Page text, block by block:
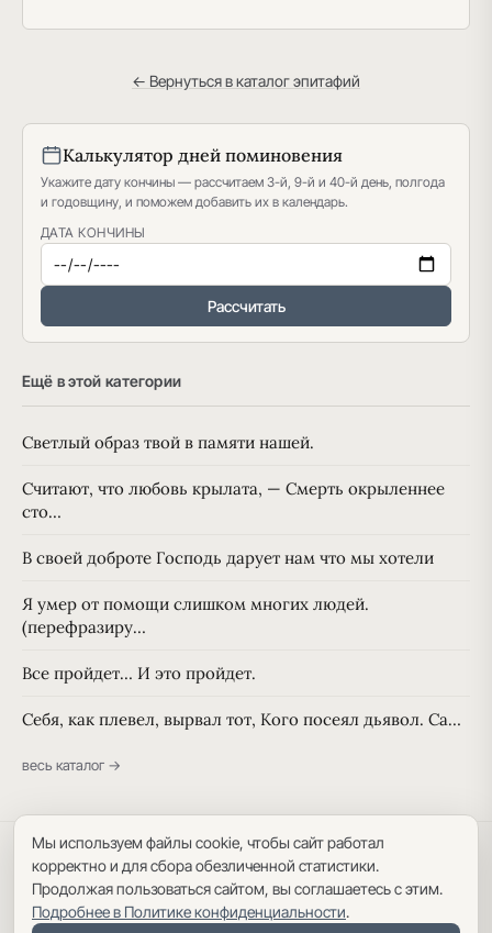
← Вернуться в каталог эпитафий
Калькулятор дней поминовения
Укажите дату кончины — рассчитаем 3-й, 9-й и 40-й день, полгода
и годовщину, и поможем добавить их в календарь.
ДАТА КОНЧИНЫ
Рассчитать
Ещё в этой категории
Светлый образ твой в памяти нашей.
Считают, что любовь крылата, — Смерть окрыленнее
сто…
В своей доброте Господь дарует нам что мы хотели
Я умер от помощи слишком многих людей.
(перефразиру…
Все пройдет… И это пройдет.
Себя, как плевел, вырвал тот, Кого посеял дьявол. Са…
весь каталог →
Политика конфиденциальности Пользовательское соглашение
Карта сайта
Мы используем файлы cookie, чтобы сайт работал
корректно и для сбора обезличенной статистики.
Продолжая пользоваться сайтом, вы соглашаетесь с этим.
Подробнее в Политике конфиденциальности.